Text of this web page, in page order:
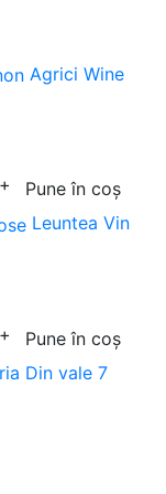
Agrici Wine
+
Pune în coș
Leuntea Vin
+
Pune în coș
Din vale 7